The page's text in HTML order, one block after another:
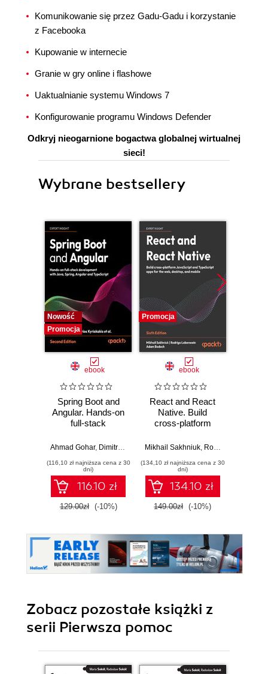
Komunikowanie się przez Gadu-Gadu i korzystanie
z Facebooka
Kupowanie w internecie
Granie w gry online i flashowe
Uaktualnianie systemu Windows 7
Konfigurowanie programu Windows Defender
Odkryj nieogarnione bogactwa globalnej wirtualnej
sieci!
Wybrane bestsellery
Nowość
Promocja
ebook
Spring Boot and
Angular. Hands-on
full-stack
Java, Spring,
TypeScript -
Second Edition
Ahmad Gohar, Dimitrios Kyriakakis
(116,10 zł najniższa cena z 30
dni)
116.10 zł
129.00zł (-10%)
Promocja
ebook
React and React
Native. Build
cross-platform
TypeScript apps for
Sixth Edition
Mikhail Sakhniuk, Rodrigo Lobenwein
(134,10 zł najniższa cena z 30
dni)
134.10 zł
149.00zł (-10%)
Zobacz pozostałe książki z
serii Pierwsza pomoc